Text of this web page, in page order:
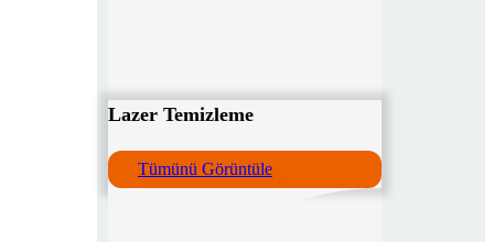
Lazer Temizleme
Tümünü Görüntüle